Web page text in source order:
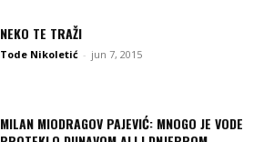
NEKO TE TRAŽI
Tode Nikoletić - jun 7, 2015
MILAN MIODRAGOV PAJEVIĆ: MNOGO JE VODE